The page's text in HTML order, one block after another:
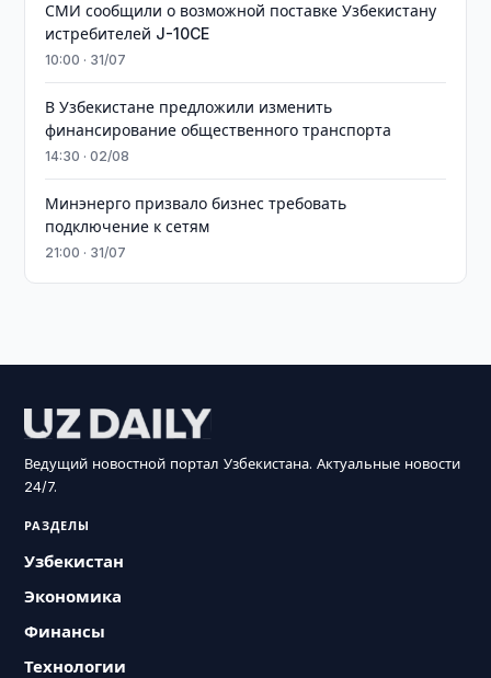
СМИ сообщили о возможной поставке Узбекистану
истребителей J-10CE
10:00 · 31/07
В Узбекистане предложили изменить
финансирование общественного транспорта
14:30 · 02/08
Минэнерго призвало бизнес требовать
подключение к сетям
21:00 · 31/07
Ведущий новостной портал Узбекистана. Актуальные новости
24/7.
РАЗДЕЛЫ
Узбекистан
Экономика
Финансы
Технологии